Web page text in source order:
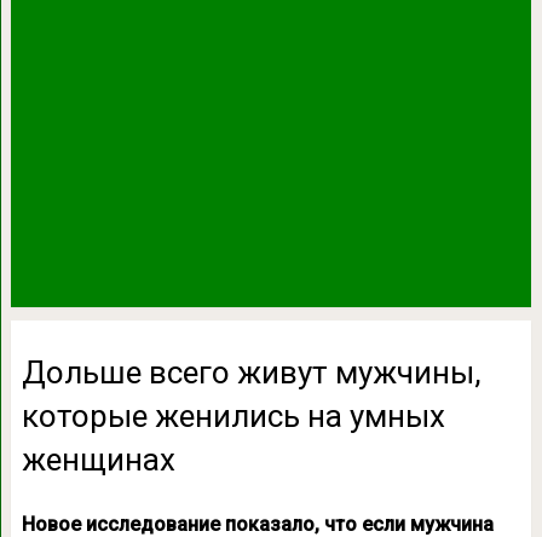
Дольше всего живут мужчины,
которые женились на умных
женщинах
Новое исследование показало, что если мужчина